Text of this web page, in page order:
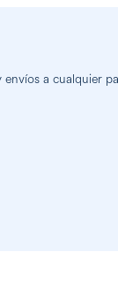
a cualquier